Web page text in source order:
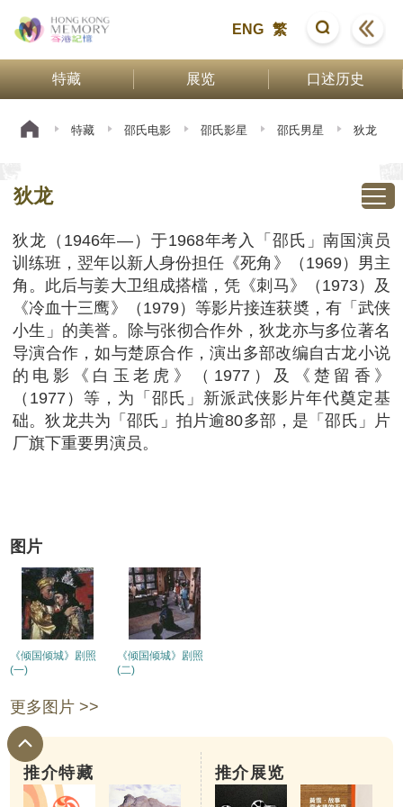
ENG 繁
特藏 展览 口述历史
特藏 邵氏电影 邵氏影星 邵氏男星 狄龙
狄龙
狄龙（1946年—）于1968年考入「邵氏」南国演员
训练班，翌年以新人身份担任《死角》（1969）男主
角。此后与姜大卫组成搭檔，凭《刺马》（1973）及
《冷血十三鹰》（1979）等影片接连获奬，有「武侠
小生」的美誉。除与张彻合作外，狄龙亦与多位著名
导演合作，如与楚原合作，演出多部改编自古龙小说
的电影《白玉老虎》（1977）及《楚留香》
（1977）等，为「邵氏」新派武侠影片年代奠定基
础。狄龙共为「邵氏」拍片逾80多部，是「邵氏」片
厂旗下重要男演员。
图片
《倾国倾城》剧照
(一)
《倾国倾城》剧照
(二)
更多图片 >>
推介特藏 推介展览